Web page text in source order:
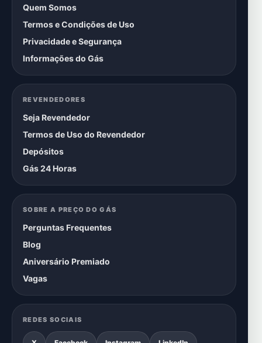
Quem Somos
Termos e Condições de Uso
Privacidade e Segurança
Informações do Gás
REVENDEDORES
Seja Revendedor
Termos de Uso do Revendedor
Depósitos
Gás 24 Horas
SOBRE A PREÇO DO GÁS
Perguntas Frequentes
Blog
Aniversário Premiado
Vagas
REDES SOCIAIS